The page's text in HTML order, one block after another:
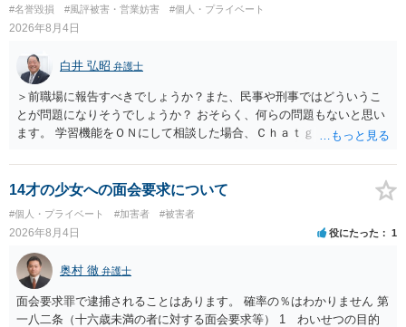
#名誉毀損 #風評被害・営業妨害 #個人・プライベート
2026年8月4日
白井 弘昭 弁護士
＞前職場に報告すべきでしょうか？また、民事や刑事ではどういうこ
とが問題になりそうでしょうか？ おそらく、何らの問題もないと思い
ます。 学習機能をＯＮにして相談した場合、Ｃｈａｔｇｐｔがｏｐｅ
する可能性がありますが、個人名や会社名を特定していない限り、一
般論として抽象化されて回答に織り込まれる可能性が生じるにすぎま
せんので、その情報自体が、秘密情報に当たるとは思えませんし、名
誉棄損として、個人や会社に対する誹謗中傷の不特定多数への公開に
当たるとも思われません。 もちろん、誰がその内容をｃｈａｔｇｐｔ
に入力したかも第三者にしられることはないので、個人や会社の特定
をせずに書き込んだことで（おそらく特定して書き込んだとして
も）、相談者さんが刑事民事の責任に問われることはないでしょう。
私見ながらご参考まで。
14才の少女への面会要求について
#個人・プライベート #加害者 #被害者
2026年8月4日 役にたった 1
奥村 徹 弁護士
面会要求罪で逮捕されることはあります。 確率の％はわかりません 第
一八二条（十六歳未満の者に対する面会要求等） 1 わいせつの目的